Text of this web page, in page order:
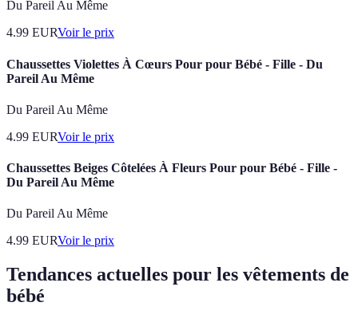
Du Pareil Au Même
4.99 EURVoir le prix
Chaussettes Violettes À Cœurs Pour pour Bébé - Fille - Du
Pareil Au Même
Du Pareil Au Même
4.99 EURVoir le prix
Chaussettes Beiges Côtelées À Fleurs Pour pour Bébé - Fille -
Du Pareil Au Même
Du Pareil Au Même
4.99 EURVoir le prix
Tendances actuelles pour les vêtements de
bébé